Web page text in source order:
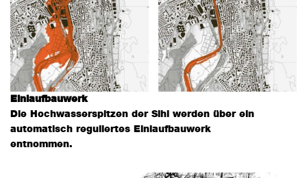
Einlaufbauwerk
Die Hochwasserspitzen der Sihl werden über ein
automatisch reguliertes Einlaufbauwerk
entnommen.